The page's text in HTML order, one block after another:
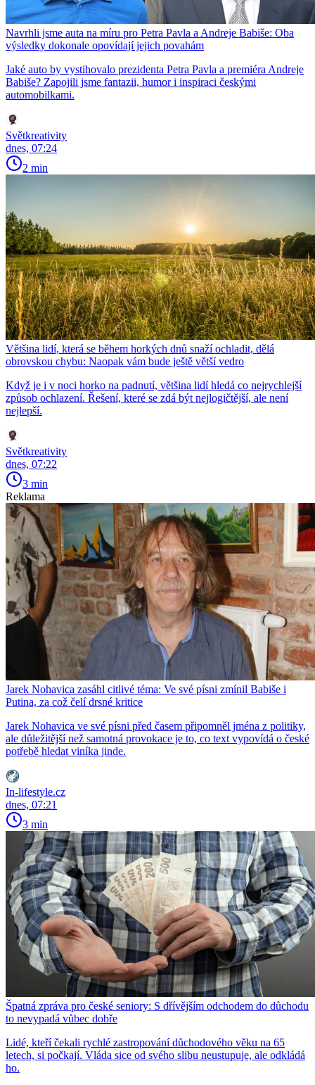
Navrhli jsme auta na míru pro Petra Pavla a Andreje Babiše: Oba
výsledky dokonale opovídají jejich povahám
Jaké auto by vystihovalo prezidenta Petra Pavla a premiéra Andreje
Babiše? Zapojili jsme fantazii, humor i inspiraci českými
automobilkami.
Světkreativity
dnes, 07:24
2 min
Většina lidí, která se během horkých dnů snaží ochladit, dělá
obrovskou chybu: Naopak vám bude ještě větší vedro
Když je i v noci horko na padnutí, většina lidí hledá co nejrychlejší
způsob ochlazení. Řešení, které se zdá být nejlogičtější, ale není
nejlepší.
Světkreativity
dnes, 07:22
3 min
Reklama
Jarek Nohavica zasáhl citlivé téma: Ve své písni zmínil Babiše i
Putina, za což čelí drsné kritice
Jarek Nohavica ve své písni před časem připomněl jména z politiky,
ale důležitější než samotná provokace je to, co text vypovídá o české
potřebě hledat viníka jinde.
In-lifestyle.cz
dnes, 07:21
3 min
Špatná zpráva pro české seniory: S dřívějším odchodem do důchodu
to nevypadá vůbec dobře
Lidé, kteří čekali rychlé zastropování důchodového věku na 65
letech, si počkají. Vláda sice od svého slibu neustupuje, ale odkládá
ho.